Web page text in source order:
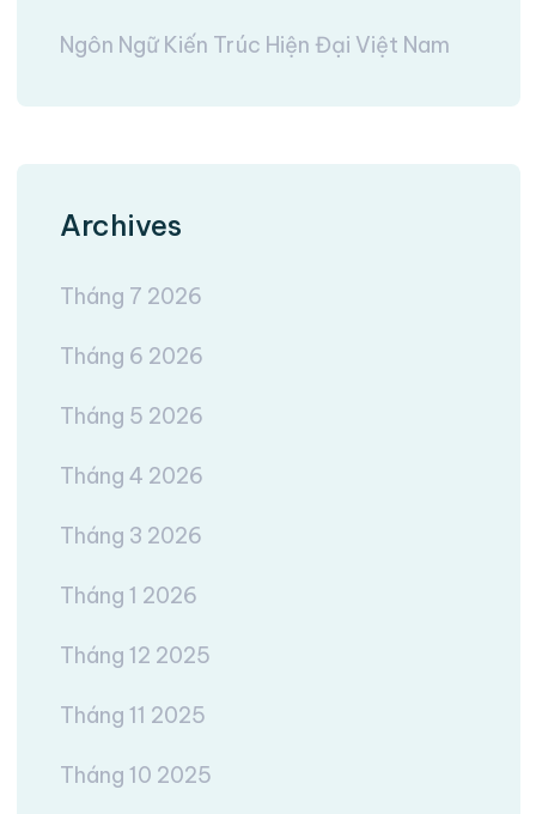
Ngôn Ngữ Kiến Trúc Hiện Đại Việt Nam
Archives
Tháng 7 2026
Tháng 6 2026
Tháng 5 2026
Tháng 4 2026
Tháng 3 2026
Tháng 1 2026
Tháng 12 2025
Tháng 11 2025
Tháng 10 2025